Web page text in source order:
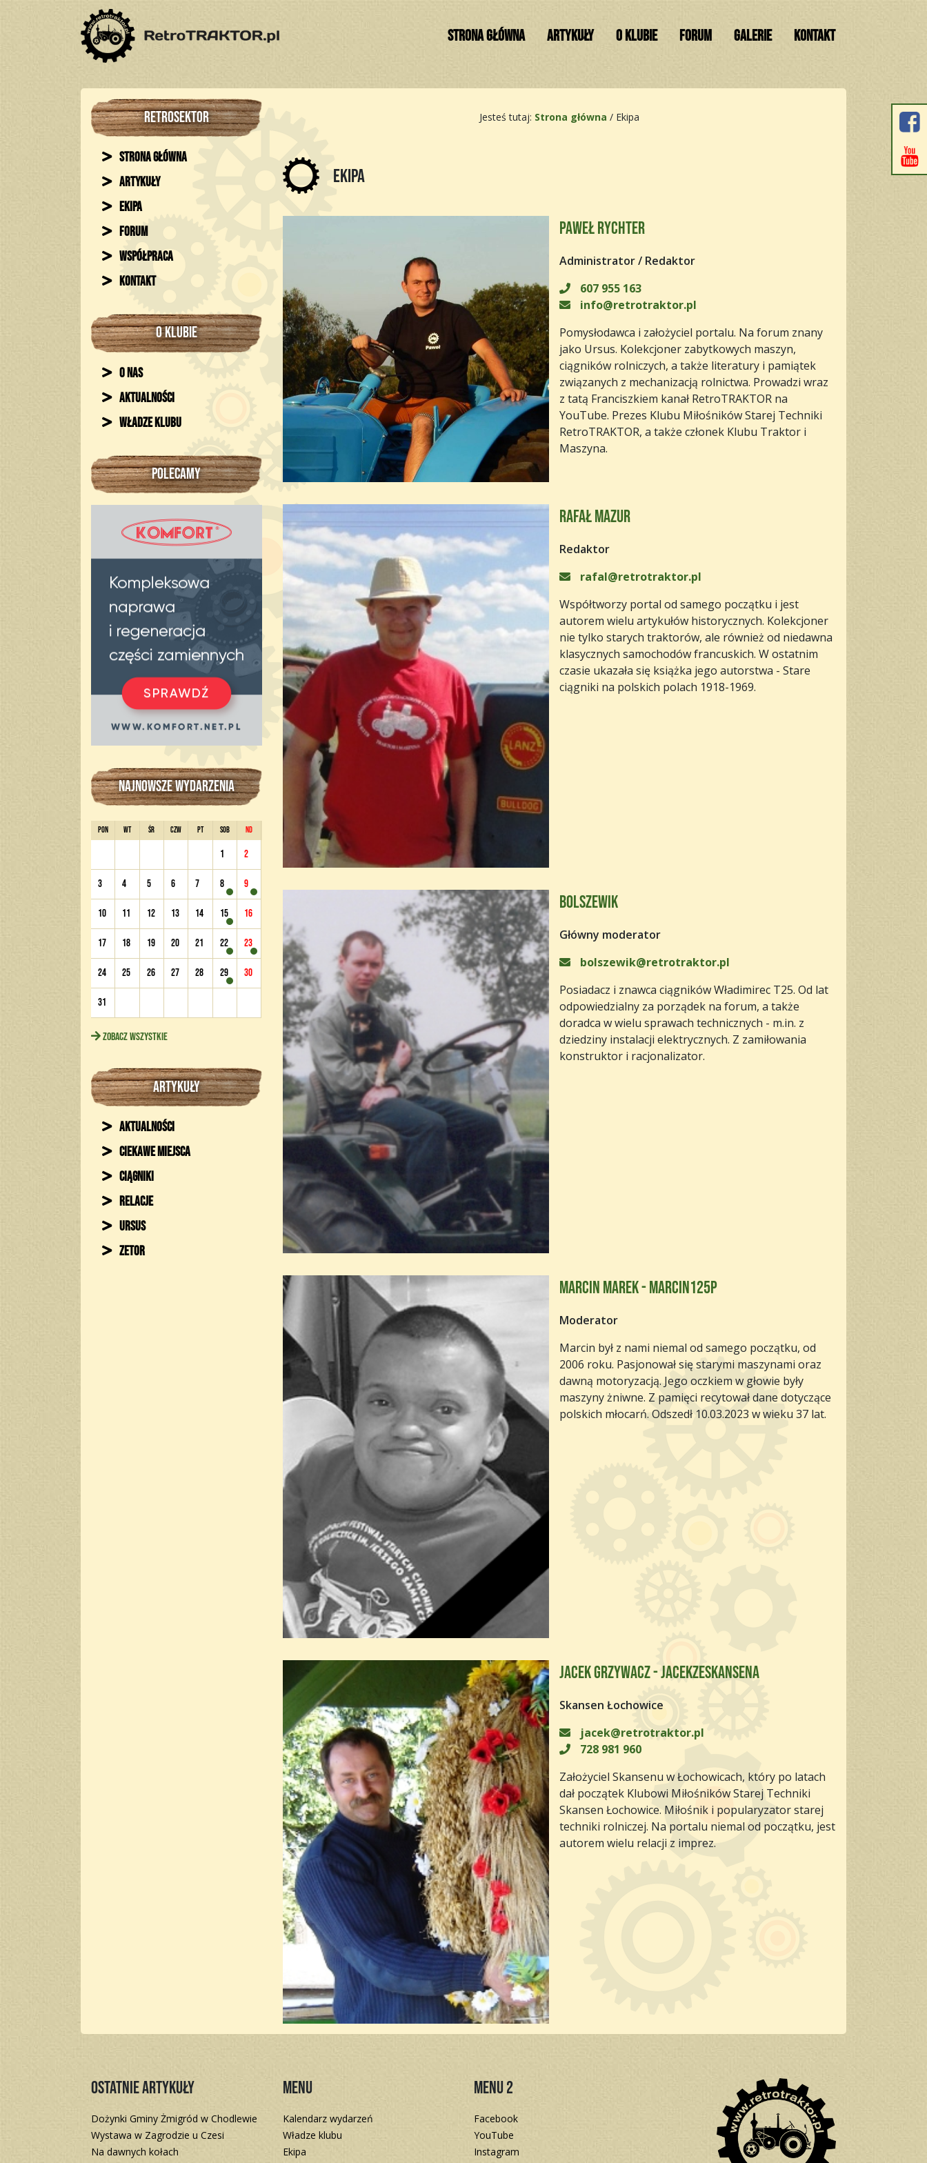
STRONA GŁÓWNA ARTYKUŁY O KLUBIE FORUM GALERIE KONTAKT
RETROSEKTOR
Strona główna
Artykuły
Ekipa
Forum
Współpraca
Kontakt
O KLUBIE
O nas
Aktualności
Władze klubu
POLECAMY
NAJNOWSZE WYDARZENIA
PON WT ŚR CZW PT SOB ND
1 2
3 4 5 6 7 8 9
10 11 12 13 14 15 16
17 18 19 20 21 22 23
24 25 26 27 28 29 30
31
Zobacz wszystkie
ARTYKUŁY
Aktualności
Ciekawe miejsca
Ciągniki
Relacje
Ursus
Zetor
Jesteś tutaj: Strona główna / Ekipa
Ekipa
Paweł Rychter
Administrator / Redaktor
607 955 163
info@retrotraktor.pl
Pomysłodawca i założyciel portalu. Na forum znany
jako Ursus. Kolekcjoner zabytkowych maszyn,
ciągników rolniczych, a także literatury i pamiątek
związanych z mechanizacją rolnictwa. Prowadzi wraz
z tatą Franciszkiem kanał RetroTRAKTOR na
YouTube. Prezes Klubu Miłośników Starej Techniki
RetroTRAKTOR, a także członek Klubu Traktor i
Maszyna.
Rafał Mazur
Redaktor
rafal@retrotraktor.pl
Współtworzy portal od samego początku i jest
autorem wielu artykułów historycznych. Kolekcjoner
nie tylko starych traktorów, ale również od niedawna
klasycznych samochodów francuskich. W ostatnim
czasie ukazała się książka jego autorstwa - Stare
ciągniki na polskich polach 1918-1969.
Bolszewik
Główny moderator
bolszewik@retrotraktor.pl
Posiadacz i znawca ciągników Władimirec T25. Od lat
odpowiedzialny za porządek na forum, a także
doradca w wielu sprawach technicznych - m.in. z
dziedziny instalacji elektrycznych. Z zamiłowania
konstruktor i racjonalizator.
Marcin Marek - Marcin125p
Moderator
Marcin był z nami niemal od samego początku, od
2006 roku. Pasjonował się starymi maszynami oraz
dawną motoryzacją. Jego oczkiem w głowie były
maszyny żniwne. Z pamięci recytował dane dotyczące
polskich młocarń. Odszedł 10.03.2023 w wieku 37 lat.
Jacek Grzywacz - JacekzeSkansena
Skansen Łochowice
jacek@retrotraktor.pl
728 981 960
Założyciel Skansenu w Łochowicach, który po latach
dał początek Klubowi Miłośników Starej Techniki
Skansen Łochowice. Miłośnik i popularyzator starej
techniki rolniczej. Na portalu niemal od początku, jest
autorem wielu relacji z imprez.
Ostatnie artykuły
Dożynki Gminy Żmigród w Chodlewie
Wystawa w Zagrodzie u Czesi
Na dawnych kołach
Menu
Kalendarz wydarzeń
Władze klubu
Ekipa
Menu 2
Facebook
YouTube
Instagram